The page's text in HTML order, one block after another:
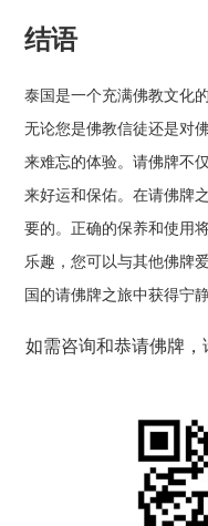
结语
泰国是一个充满佛教文化
无论您是佛教信徒还是对
来难忘的体验。请佛牌不
来好运和保佑。在请佛牌
要的。正确的保养和使用
乐趣，您可以与其他佛牌
国的请佛牌之旅中获得宁
如需咨询和恭请佛牌